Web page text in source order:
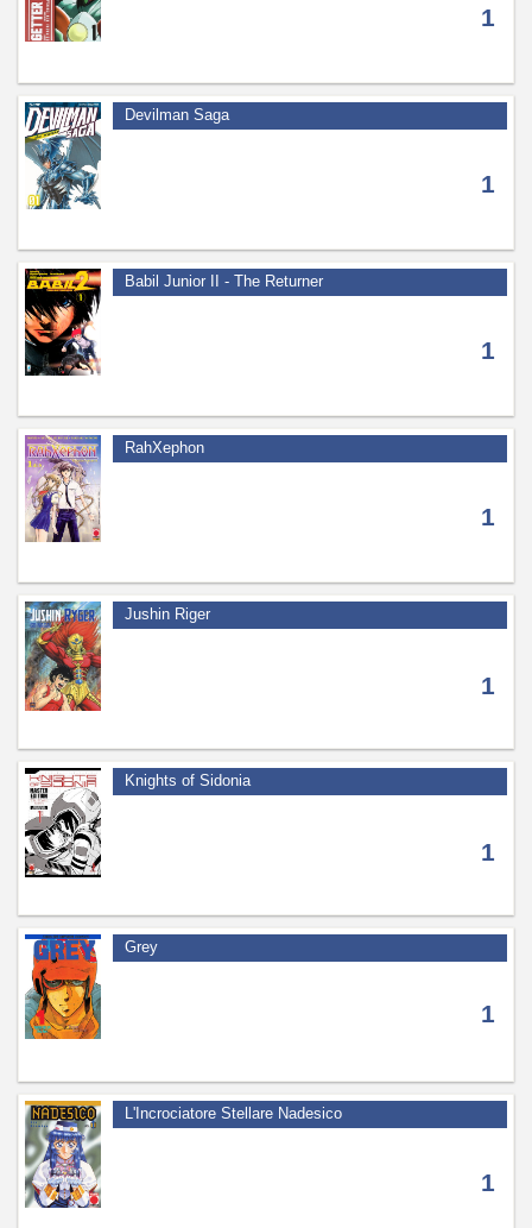
1
Devilman Saga
1
Babil Junior II - The Returner
1
RahXephon
1
Jushin Riger
1
Knights of Sidonia
1
Grey
1
L'Incrociatore Stellare Nadesico
1